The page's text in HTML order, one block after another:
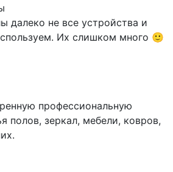
далеко не все устройства и
Их слишком много 🙂
профессиональную
полов, зеркал, мебели, ковров,